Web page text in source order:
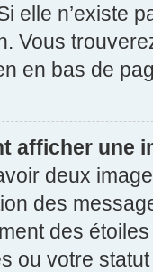
elle n’existe
Vous
en bas de
afficher une
deux
des
des
ou votre